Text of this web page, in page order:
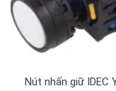
Nút nhấn giữ IDEC